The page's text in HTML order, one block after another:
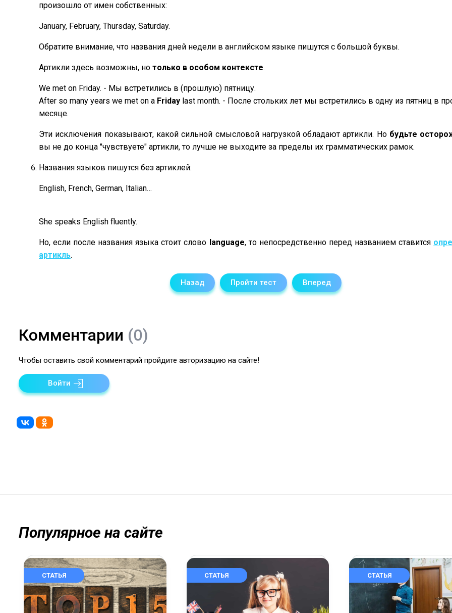
произошло от имен собственных:
January, February, Thursday, Saturday.
Обратите внимание, что названия дней недели в английском языке пишутся с большой буквы.
Артикли здесь возможны, но только в особом контексте.
We met on Friday. - Мы встретились в (прошлую) пятницу.
After so many years we met on a Friday last month. - После стольких лет мы встретились в одну из пятниц в
месяце.
Эти исключения показывают, какой сильной смысловой нагрузкой обладают артикли. Но будьте
вы не до конца "чувствуете" артикли, то лучше не выходите за пределы их грамматических рамок.
Названия языков пишутся без артиклей:
English, French, German, Italian…
She speaks English fluently.
Но, если после названия языка стоит слово language, то непосредственно перед названием ставится
артикль.
Назад Пройти тест Вперед
Комментарии (0)
Чтобы оставить свой комментарий пройдите авторизацию на сайте!
Войти
Популярное на сайте
СТАТЬЯ СТАТЬЯ СТАТЬЯ